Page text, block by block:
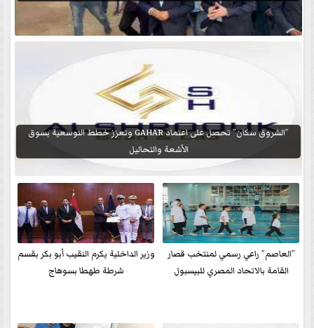
”الشروق سكان” تحصل على اعتماد GAHAR وتعزز خطط التوسعية بسوق
الأشعة والتحاليل
”العاصم” راعي رسمي لمنتخب قصار
القامة بالاتحاد المصري للبيسبول
وزير الداخلية يكرم النقيب أبو بكر بقسم
شرطة طهطا بسوهاج